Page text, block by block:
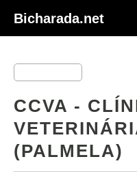
Bicharada.net
CCVA -
(PALMELA)